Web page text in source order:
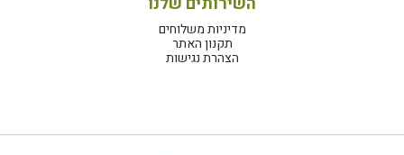
מדיניות משלוחים
תקנון האתר
הצהרת נגישות